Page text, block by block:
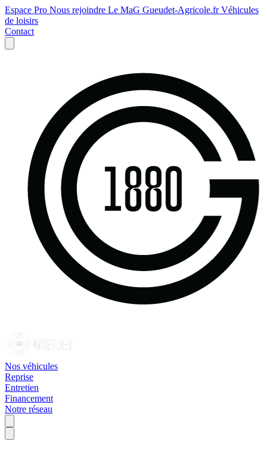
Espace Pro Nous rejoindre Le MaG Gueudet-Agricole.frVéhicules
de loisirs
Contact
Nos véhicules
Reprise
Entretien
Financement
Notre réseau